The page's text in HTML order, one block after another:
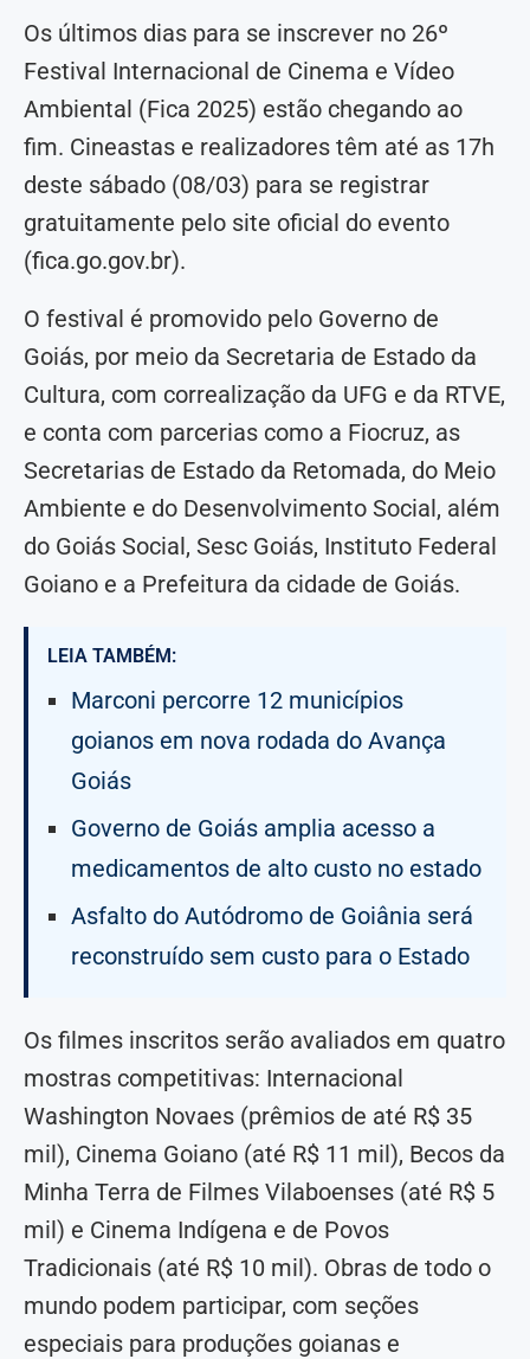
Os últimos dias para se inscrever no 26º
Festival Internacional de Cinema e Vídeo
Ambiental (Fica 2025) estão chegando ao
fim. Cineastas e realizadores têm até as 17h
deste sábado (08/03) para se registrar
gratuitamente pelo site oficial do evento
(fica.go.gov.br).
O festival é promovido pelo Governo de
Goiás, por meio da Secretaria de Estado da
Cultura, com correalização da UFG e da RTVE,
e conta com parcerias como a Fiocruz, as
Secretarias de Estado da Retomada, do Meio
Ambiente e do Desenvolvimento Social, além
do Goiás Social, Sesc Goiás, Instituto Federal
Goiano e a Prefeitura da cidade de Goiás.
LEIA TAMBÉM:
Marconi percorre 12 municípios
goianos em nova rodada do Avança
Goiás
Governo de Goiás amplia acesso a
medicamentos de alto custo no estado
Asfalto do Autódromo de Goiânia será
reconstruído sem custo para o Estado
Os filmes inscritos serão avaliados em quatro
mostras competitivas: Internacional
Washington Novaes (prêmios de até R$ 35
mil), Cinema Goiano (até R$ 11 mil), Becos da
Minha Terra de Filmes Vilaboenses (até R$ 5
mil) e Cinema Indígena e de Povos
Tradicionais (até R$ 10 mil). Obras de todo o
mundo podem participar, com seções
especiais para produções goianas e